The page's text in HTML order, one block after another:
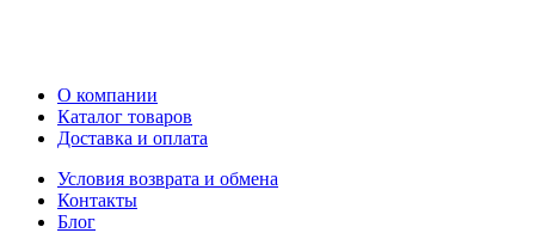
О компании
Каталог товаров
Доставка и оплата
Условия возврата и обмена
Контакты
Блог